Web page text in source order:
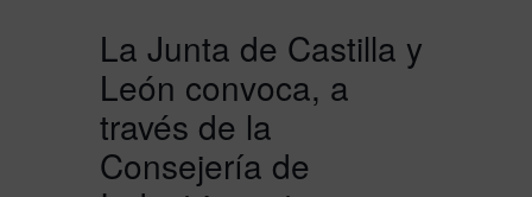
La Junta de Castilla y
León convoca, a
través de la
Consejería de